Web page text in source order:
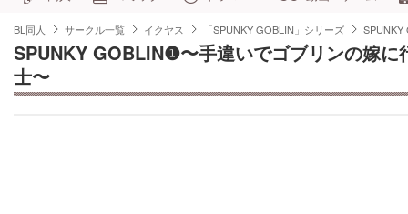
BL同人 サークル一覧 イクヤス 「SPUNKY GOBLIN」シリーズ SPUNKY
SPUNKY GOBLIN❶〜手違いでゴブリンの嫁に
士〜